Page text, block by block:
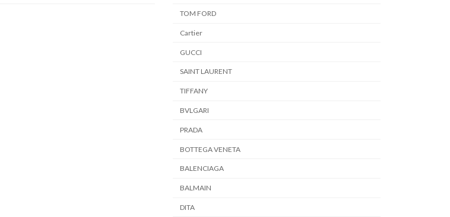
TOM FORD
Cartier
GUCCI
SAINT LAURENT
TIFFANY
BVLGARI
PRADA
BOTTEGA VENETA
BALENCIAGA
BALMAIN
DITA